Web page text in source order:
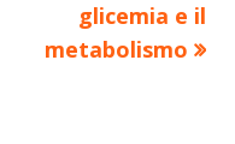
glicemia e il
metabolismo